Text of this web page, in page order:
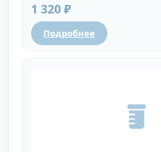
1 320 ₽
Подробнее